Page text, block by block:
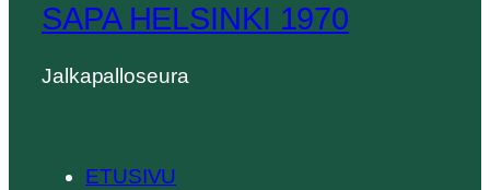
SAPA HELSINKI 1970
Jalkapalloseura
ETUSIVU